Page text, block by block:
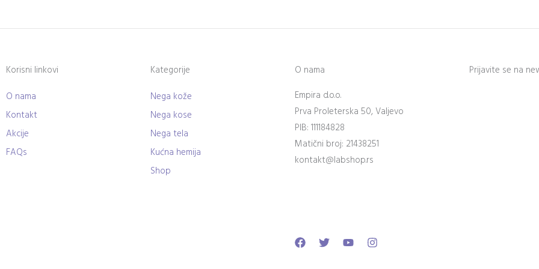
Korisni linkovi
O nama
Kontakt
Akcije
FAQs
Kategorije
Nega kože
Nega kose
Nega tela
Kućna hemija
Shop
O nama
Empira d.o.o.
Prva Proleterska 50, Valjevo
PIB: 111184828
Matični broj: 21438251
kontakt@labshop.rs
Facebook
Prijavite se na